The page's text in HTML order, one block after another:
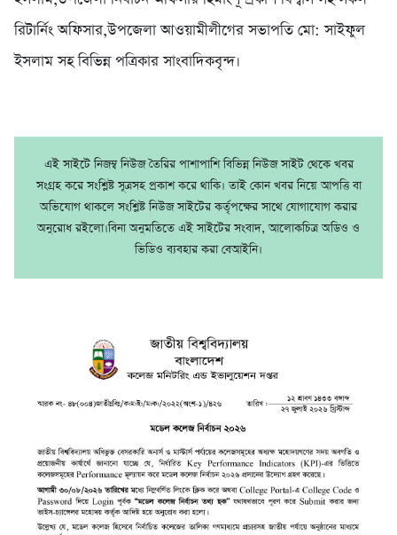
রিটার্নিং অফিসার,উপজেলা আওয়ামীলীগের সভাপতি মো: সাইফুল
ইসলাম সহ বিভিন্ন পত্রিকার সাংবাদিকবৃন্দ।
এই সাইটে নিজম্ব নিউজ তৈরির পাশাপাশি বিভিন্ন নিউজ সাইট থেকে খবর
সংগ্রহ করে সংশ্লিষ্ট সূত্রসহ প্রকাশ করে থাকি। তাই কোন খবর নিয়ে আপত্তি বা
অভিযোগ থাকলে সংশ্লিষ্ট নিউজ সাইটের কর্তৃপক্ষের সাথে যোগাযোগ করার
অনুরোধ রইলো।বিনা অনুমতিতে এই সাইটের সংবাদ, আলোকচিত্র অডিও ও
ভিডিও ব্যবহার করা বেআইনি।